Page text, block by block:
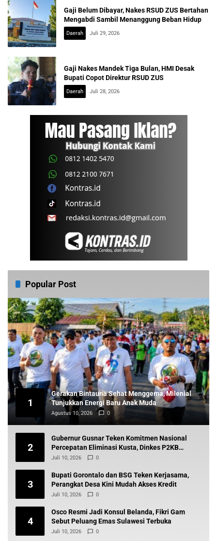
Gaji Belum Dibayar, Nakes RSUD ZUS Bertahan
Mengabdi Sambil Menanggung Beban Hidup
Daerah Juli 29, 2026
Gaji Nakes Mandek Tiga Bulan, HMI Desak
Bupati Copot Direktur RSUD ZUS
Daerah Juli 28, 2026
Popular Post
1
Gerakan Bintauna Sehat Menggema, Milenial
Tunjukkan Energi Baru Anak Muda
Agustus 10, 2026 0
2
Gubernur Gusnar Teken Komitmen Nasional
Percepatan Eliminasi Kusta, Dinkes P2KB
Siapkan Tindak Lanjut
Juli 10, 2026 0
3
Bupati Gorontalo dan BSG Teken Kerjasama,
Perangkat Desa Kini Mudah Akses Kredit
Juli 10, 2026 0
4
Osco Resmi Jadi Konsul Belanda, Fikri Gam
Sebut Peluang Emas Sulawesi Terbuka
Juli 10, 2026 0